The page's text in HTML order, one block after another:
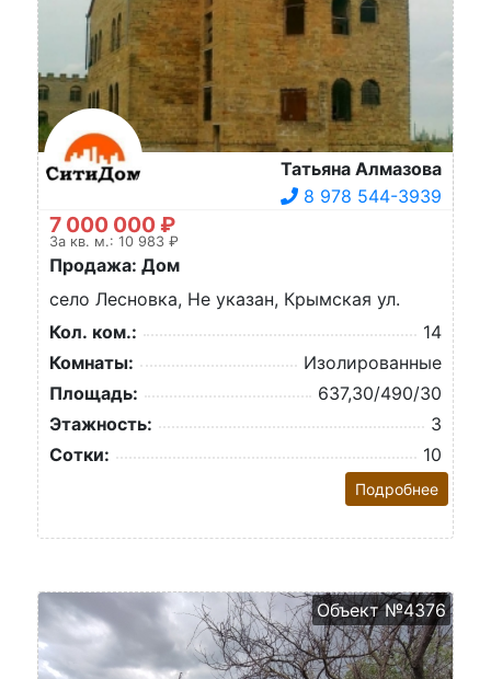
Татьяна Алмазова
8 978 544-3939
7 000 000 ₽
За кв. м.: 10 983 ₽
Продажа: Дом
село Лесновка, Не указан, Крымская ул.
Кол. ком.:
14
Комнаты:
Изолированные
Площадь:
637,30/490/30
Этажность:
3
Сотки:
10
Подробнее
Объект №4376